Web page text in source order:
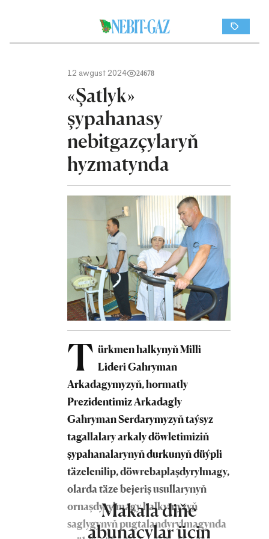
12 awgust 2024 24678
«Şatlyk»
şypahanasy
nebitgazçylaryň
hyzmatynda
T ürkmen halkynyň Milli
Lideri Gahryman
Arkadagymyzyň, hormatly
Prezidentimiz Arkadagly
Gahryman Serdarymyzyň taýsyz
tagallalary arkaly döwletimiziň
şypahanalarynyň durkunyň düýpli
täzelenilip, döwrebaplaşdyrylmagy,
olarda täze bejeriş usullarynyň
ornaşdyrylmagy halkymyzyň
saglygynyň pugtalandyrylmagynda
Makala diňe
abunaçylar üçin